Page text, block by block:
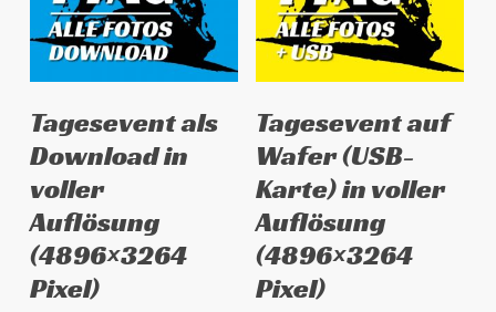
Produkt
weist
mehrere
Varianten
auf.
Die
Tagesevent als
Download in
voller
Auflösung
(4896×3264
Pixel)
Produkt
weist
mehrere
Varianten
auf.
Die
Tagesevent auf
Wafer (USB-
Karte) in voller
Auflösung
(4896×3264
Pixel)